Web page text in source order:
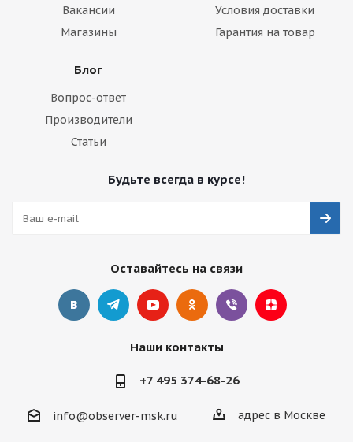
Вакансии
Магазины
Условия доставки
Гарантия на товар
Блог
Вопрос-ответ
Производители
Статьи
Будьте всегда в курсе!
Оставайтесь на связи
Наши контакты
+7 495 374-68-26
info@observer-msk.ru адрес в Москве